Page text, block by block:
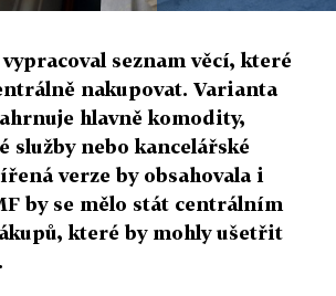
seznam věcí, které
nakupovat. Varianta
hlavně komodity,
služby nebo kancelářské
verze by obsahovala i
by se mělo stát centrálním
které by mohly ušetřit